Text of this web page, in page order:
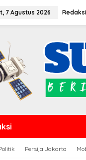
7 Agustus 2026 Redaksi
Persija Jakarta